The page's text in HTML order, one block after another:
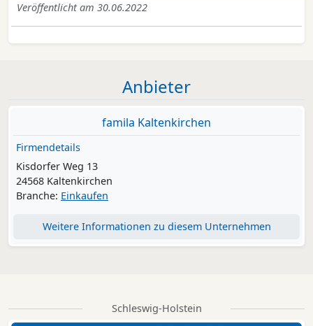
Veröffentlicht am 30.06.2022
Anbieter
famila Kaltenkirchen
Firmendetails
Kisdorfer Weg 13
24568 Kaltenkirchen
Branche: Einkaufen
Weitere Informationen zu diesem Unternehmen
Schleswig-Holstein